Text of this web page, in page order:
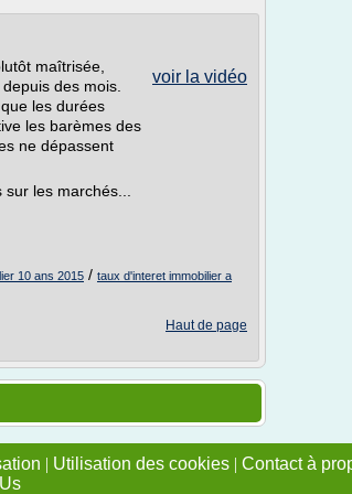
voir la vidéo
maîtrisée,
des mois.
que les durées
les barèmes des
ne dépassent
les marchés...
10 ans 2015 / taux d'interet immobilier a
Haut de page
| Utilisation des cookies | Contact à